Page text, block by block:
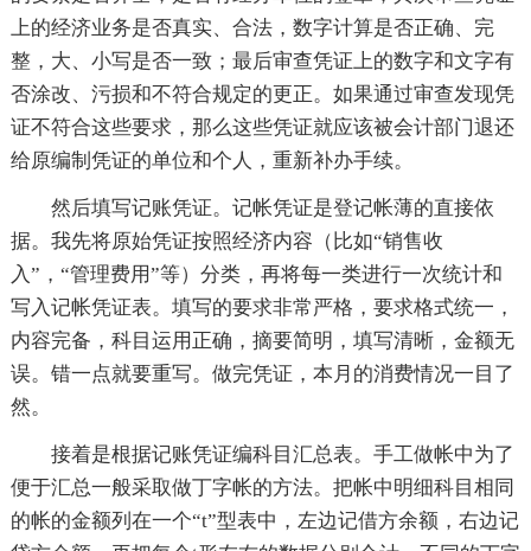
上的经济业务是否真实、合法，数字计算是否正确、完
整，大、小写是否一致；最后审查凭证上的数字和文字有
否涂改、污损和不符合规定的更正。如果通过审查发现凭
证不符合这些要求，那么这些凭证就应该被会计部门退还
给原编制凭证的单位和个人，重新补办手续。
然后填写记账凭证。记帐凭证是登记帐薄的直接依
据。我先将原始凭证按照经济内容（比如“销售收
入”，“管理费用”等）分类，再将每一类进行一次统计和
写入记帐凭证表。填写的要求非常严格，要求格式统一，
内容完备，科目运用正确，摘要简明，填写清晰，金额无
误。错一点就要重写。做完凭证，本月的消费情况一目了
然。
接着是根据记账凭证编科目汇总表。手工做帐中为了
便于汇总一般采取做丁字帐的方法。把帐中明细科目相同
的帐的金额列在一个“t”型表中，左边记借方余额，右边记